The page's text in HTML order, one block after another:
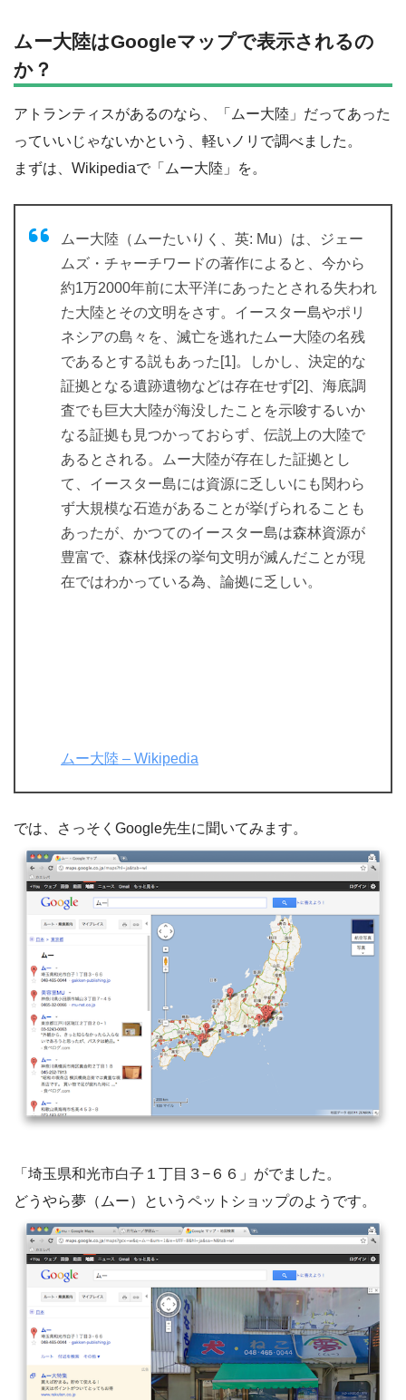
ムー大陸はGoogleマップで表示されるの
か？
アトランティスがあるのなら、「ムー大陸」だってあった
っていいじゃないかという、軽いノリで調べました。
まずは、Wikipediaで「ムー大陸」を。
ムー大陸（ムーたいりく、英: Mu）は、ジェー
ムズ・チャーチワードの著作によると、今から
約1万2000年前に太平洋にあったとされる失われ
た大陸とその文明をさす。イースター島やポリ
ネシアの島々を、滅亡を逃れたムー大陸の名残
であるとする説もあった[1]。しかし、決定的な
証拠となる遺跡遺物などは存在せず[2]、海底調
査でも巨大大陸が海没したことを示唆するいか
なる証拠も見つかっておらず、伝説上の大陸で
あるとされる。ムー大陸が存在した証拠とし
て、イースター島には資源に乏しいにも関わら
ず大規模な石造があることが挙げられることも
あったが、かつてのイースター島は森林資源が
豊富で、森林伐採の挙句文明が滅んだことが現
在ではわかっている為、論拠に乏しい。
ムー大陸 – Wikipedia
では、さっそくGoogle先生に聞いてみます。
「埼玉県和光市白子１丁目３−６６」がでました。
どうやら夢（ムー）というペットショップのようです。